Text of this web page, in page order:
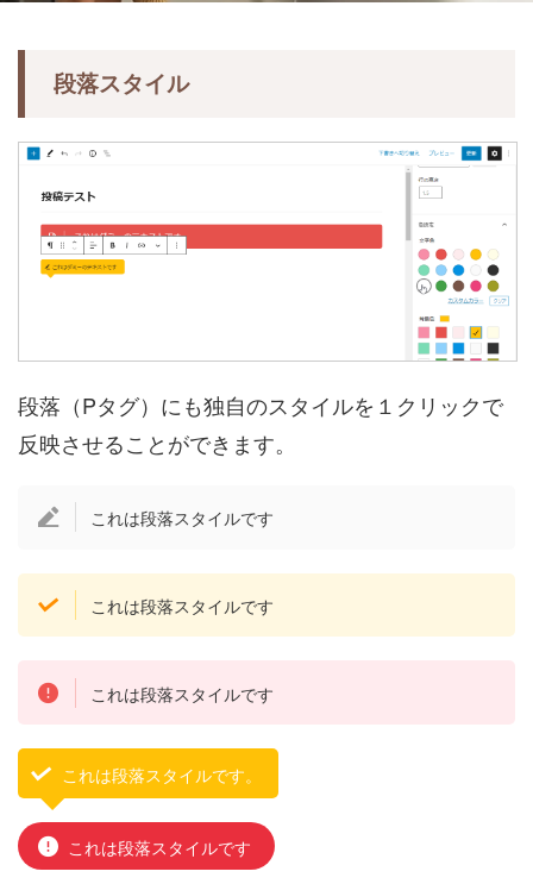
段落スタイル
段落（Pタグ）にも独自のスタイルを１クリックで
反映させることができます。
これは段落スタイルです
これは段落スタイルです
これは段落スタイルです
これは段落スタイルです。
これは段落スタイルです